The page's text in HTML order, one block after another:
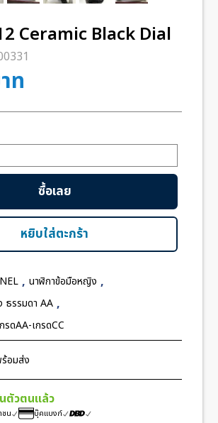
Ceramic Black Dial
ท
หยิบใส่ตะกร้า
ซื้อเลย
, นาฬิกาข้อมือหญิง ,
ธรรมดา AA ,
รดAA-เกรดCC
อมส่ง
ตัวตนแล้ว
ชน บุ๊คแบงก์